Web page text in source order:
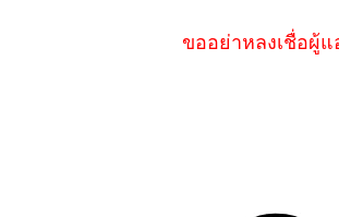
ขออย่าหลงเชื่อผู้